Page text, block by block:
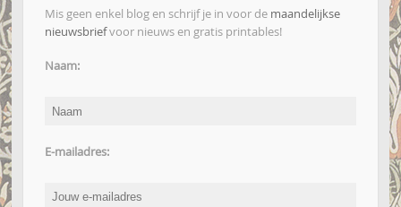
Mis geen enkel blog en schrijf je in voor de maandelijkse
nieuwsbriefvoor nieuws en gratis printables!
Naam:
E-mailadres: